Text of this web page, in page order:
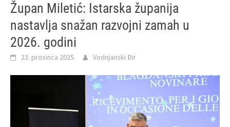
Župan Miletić: Istarska županija
nastavlja snažan razvojni zamah u
2026. godini
23. prosinca 2025. Vodnjanski Đir